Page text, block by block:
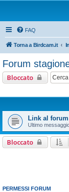
FAQ
Torna a Birdcam.it
Forum
Bloccato
Link al
Ultimo
Bloccato
PERMESSI FORUM